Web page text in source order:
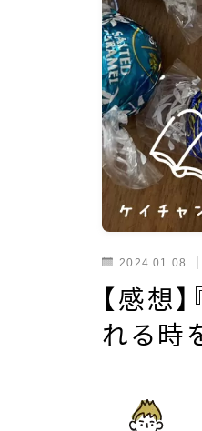
2024.01.08
【感想
れる時